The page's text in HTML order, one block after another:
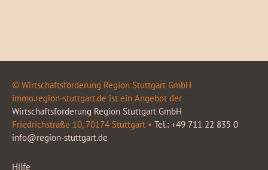
© Wirtschaftsförderung Region Stuttgart GmbH
immo.region-stuttgart.de ist ein Angebot der
Wirtschaftsförderung Region Stuttgart GmbH
Friedrichstraße 10, 70174 Stuttgart • Tel.: +49 711 22 835 0
info@region-stuttgart.de
Hilfe